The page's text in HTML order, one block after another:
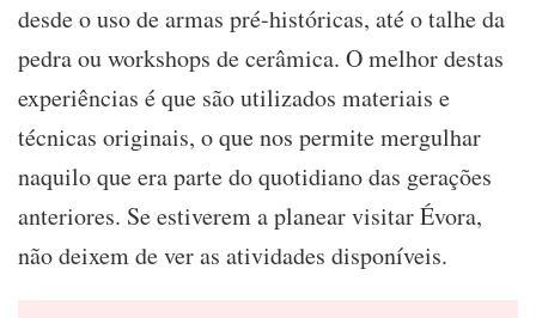
desde o uso de armas pré-históricas, até o talhe da
pedra ou workshops de cerâmica. O melhor destas
experiências é que são utilizados materiais e
técnicas originais, o que nos permite mergulhar
naquilo que era parte do quotidiano das gerações
anteriores. Se estiverem a planear visitar Évora,
não deixem de ver as atividades disponíveis.